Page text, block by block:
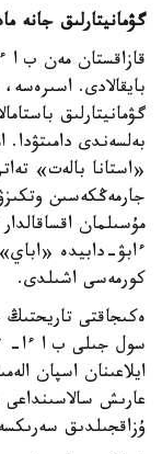
گۋمانيتارلىق جانە
قازاقستان مەن ب ا
بايقالادى.
گۋمانيتارلىق
بەلسەندى دامىتۋدا.
«استانا بالەت»
مۇسىلمان
ءابۋ-دابيدە
كورمەسى اشىلدى.
سول جىلى ب ا ءا-
ايلاعىنان اسپان
عارىش سالاسىنداعى
ۇزاقجىلدىق